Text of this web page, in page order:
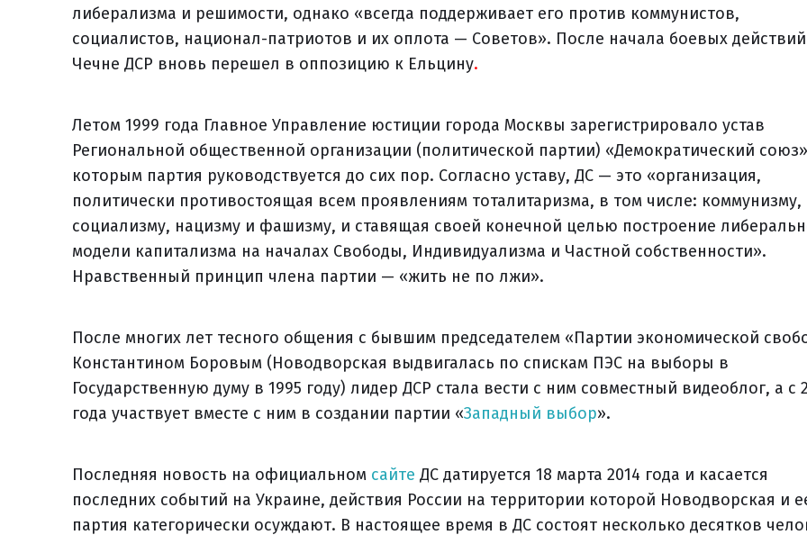
либерализма и решимости, однако «всегда поддерживает его против коммунистов,
социалистов, национал-патриотов и их оплота — Советов». После начала боевых
Чечне ДСР вновь перешел в оппозицию к Ельцину.
Летом 1999 года Главное Управление юстиции города Москвы зарегистрировало устав
Региональной общественной организации (политической партии) «Демократический
которым партия руководствуется до сих пор. Согласно уставу, ДС — это «организация,
политически противостоящая всем проявлениям тоталитаризма, в том числе: коммунизму,
социализму, нацизму и фашизму, и ставящая своей конечной целью построение
модели капитализма на началах Свободы, Индивидуализма и Частной собственности».
Нравственный принцип члена партии — «жить не по лжи».
После многих лет тесного общения с бывшим председателем «Партии экономической
Константином Боровым (Новодворская выдвигалась по спискам ПЭС на выборы в
Государственную думу в 1995 году) лидер ДСР стала вести с ним совместный видеоблог, а с
года участвует вместе с ним в создании партии «Западный выбор».
Последняя новость на официальном сайте ДС датируется 18 марта 2014 года и касается
последних событий на Украине, действия России на территории которой Новодворская и
партия категорически осуждают. В настоящее время в ДС состоят несколько десятков